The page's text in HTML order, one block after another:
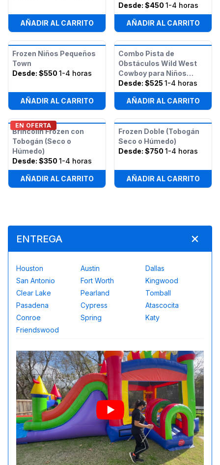
AÑADIR AL CARRITO
Tobogán (Húmedo/Seco)
Desde: $450 1-4 horas
AÑADIR AL CARRITO
Frozen Niños Pequeños
Town
Desde: $550 1-4 horas
AÑADIR AL CARRITO
Combo Pista de
Obstáculos Wild West
Cowboy para Niños
Pequeños
Desde: $525 1-4 horas
AÑADIR AL CARRITO
EN OFERTA
Brincolín Frozen con
Tobogán (Seco o
Húmedo)
Desde: $350 1-4 horas
AÑADIR AL CARRITO
Frozen Doble (Tobogán
Seco o Húmedo)
Desde: $750 1-4 horas
AÑADIR AL CARRITO
ENTREGA
Houston Austin
Dallas
San Antonio
Fort Worth
Kingwood
Clear Lake
Pearland
Tomball
Pasadena
Cypress
Atascocita
Conroe
Spring
Katy
Friendswood